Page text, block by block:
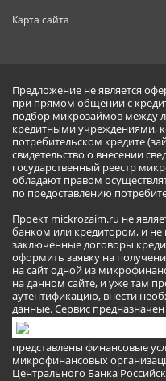
Карта сайта
Предложение не является
при прямом общении с
подбор микрозаймов между
кредитными учреждениями,
потребительском кредите
свидетельство о внесении
государственный реестр
обладают правом
по предоставлению
Проект mickrozaim.ru не
банком или кредитором, и не
заключенные договоры
оформить заявку на
на сайт одной из
на данном сайте, и уже там
аутентификацию, внести
данные. Сервис
представлены финансовые
микрофинансовых
Центрального Банка